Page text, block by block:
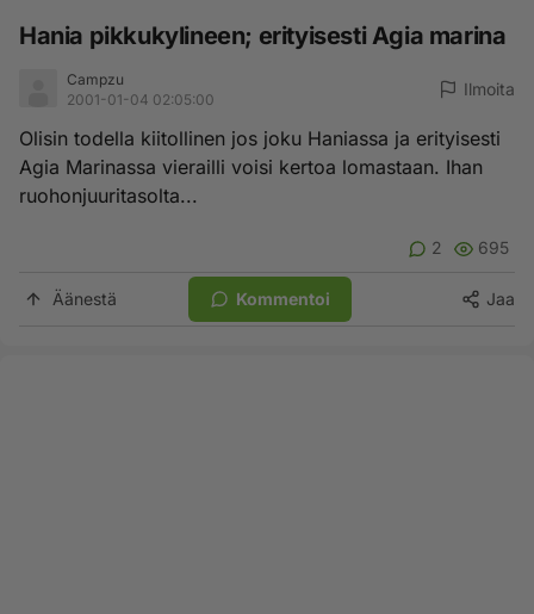
Hania pikkukylineen; erityisesti Agia marina
Campzu
2001-01-04 02:05:00
Ilmoita
Olisin todella kiitollinen jos joku Haniassa ja erityisesti
Agia Marinassa vierailli voisi kertoa lomastaan. Ihan
ruohonjuuritasolta...
2 695
Äänestä Kommentoi Jaa